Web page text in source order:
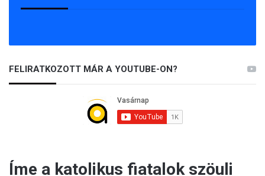
FELIRATKOZOTT MÁR A YOUTUBE-ON?